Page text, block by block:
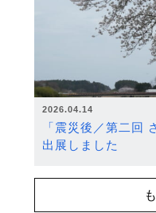
2026.04.14
「震災後／第二回
出展しました